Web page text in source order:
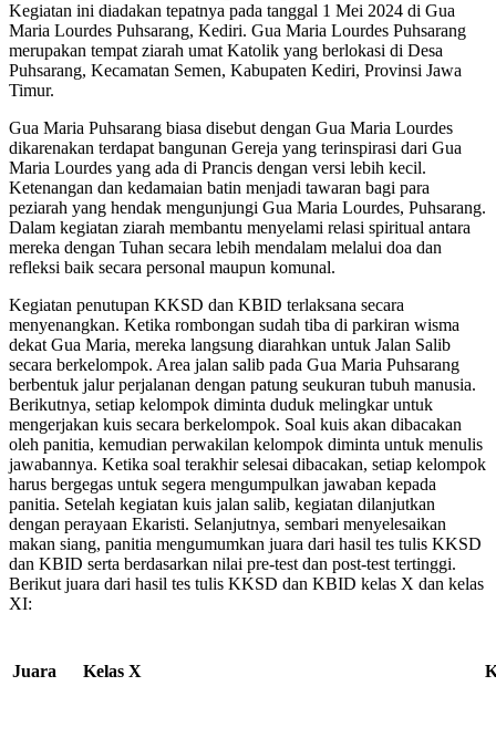
Kegiatan ini diadakan tepatnya pada tanggal 1 Mei 2024 di Gua
Maria Lourdes Puhsarang, Kediri. Gua Maria Lourdes Puhsarang
merupakan tempat ziarah umat Katolik yang berlokasi di Desa
Puhsarang, Kecamatan Semen, Kabupaten Kediri, Provinsi Jawa
Timur.
Gua Maria Puhsarang biasa disebut dengan Gua Maria Lourdes
dikarenakan terdapat bangunan Gereja yang terinspirasi dari Gua
Maria Lourdes yang ada di Prancis dengan versi lebih kecil.
Ketenangan dan kedamaian batin menjadi tawaran bagi para
peziarah yang hendak mengunjungi Gua Maria Lourdes, Puhsarang.
Dalam kegiatan ziarah membantu menyelami relasi spiritual antara
mereka dengan Tuhan secara lebih mendalam melalui doa dan
refleksi baik secara personal maupun komunal.
Kegiatan penutupan KKSD dan KBID terlaksana secara
menyenangkan. Ketika rombongan sudah tiba di parkiran wisma
dekat Gua Maria, mereka langsung diarahkan untuk Jalan Salib
secara berkelompok. Area jalan salib pada Gua Maria Puhsarang
berbentuk jalur perjalanan dengan patung seukuran tubuh manusia.
Berikutnya, setiap kelompok diminta duduk melingkar untuk
mengerjakan kuis secara berkelompok. Soal kuis akan dibacakan
oleh panitia, kemudian perwakilan kelompok diminta untuk menulis
jawabannya. Ketika soal terakhir selesai dibacakan, setiap kelompok
harus bergegas untuk segera mengumpulkan jawaban kepada
panitia. Setelah kegiatan kuis jalan salib, kegiatan dilanjutkan
dengan perayaan Ekaristi. Selanjutnya, sembari menyelesaikan
makan siang, panitia mengumumkan juara dari hasil tes tulis KKSD
dan KBID serta berdasarkan nilai pre-test dan post-test tertinggi.
Berikut juara dari hasil tes tulis KKSD dan KBID kelas X dan kelas
XI:
Juara Kelas X